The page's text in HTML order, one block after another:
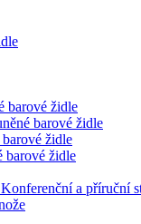
barové židle
barové židle
židle
barové židle
Konferenční a příruční